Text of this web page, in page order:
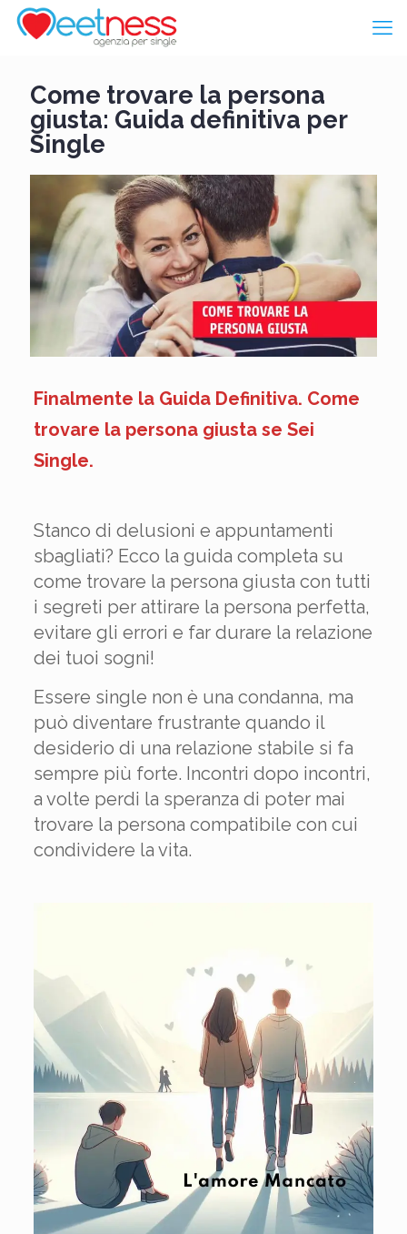
Come trovare la persona
giusta: Guida definitiva per
Single
Finalmente la Guida Definitiva. Come
trovare la persona giusta se Sei
Single.
Stanco di delusioni e appuntamenti
sbagliati? Ecco la guida completa su
come trovare la persona giusta con tutti
i segreti per attirare la persona perfetta,
evitare gli errori e far durare la relazione
dei tuoi sogni!
Essere single non è una condanna, ma
può diventare frustrante quando il
desiderio di una relazione stabile si fa
sempre più forte. Incontri dopo incontri,
a volte perdi la speranza di poter mai
trovare la persona compatibile con cui
condividere la vita.